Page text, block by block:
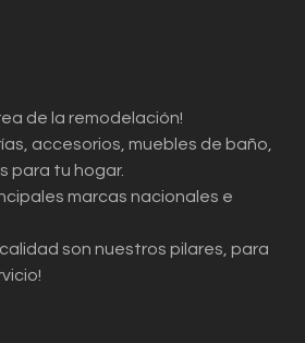
de la remodelación!
accesorios, muebles de baño,
para tu hogar.
marcas nacionales e
son nuestros pilares, para